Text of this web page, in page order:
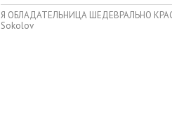
Я ОБЛАДАТЕЛЬНИЦА ШЕДЕВРАЛЬНО
Sokolov